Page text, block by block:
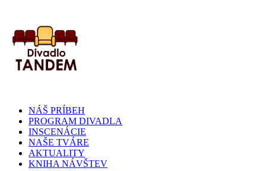
NÁŠ PRÍBEH
PROGRAM DIVADLA
INSCENÁCIE
NAŠE TVÁRE
AKTUALITY
KNIHA NÁVŠTEV